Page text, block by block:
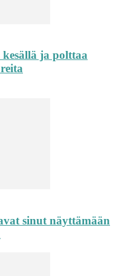
ja polttaa
sinut näyttämään